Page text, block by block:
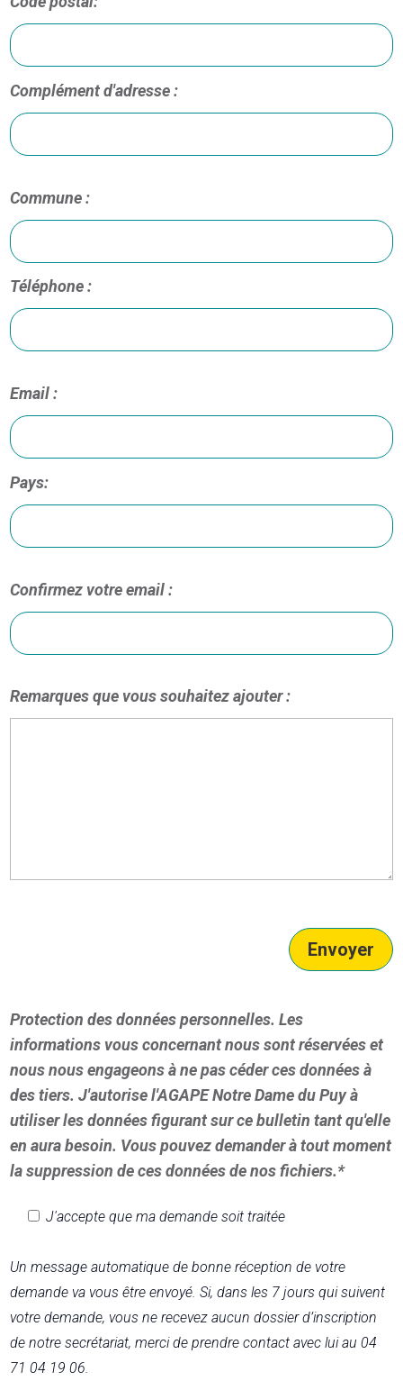
Complément d'adresse :
Commune :
Téléphone :
Email :
Pays:
Confirmez votre email :
Remarques que vous souhaitez ajouter :
Envoyer
Protection des données personnelles. Les
informations vous concernant nous sont réservées et
nous nous engageons à ne pas céder ces données à
des tiers. J'autorise l'AGAPE Notre Dame du Puy à
utiliser les données figurant sur ce bulletin tant qu'elle
en aura besoin. Vous pouvez demander à tout moment
la suppression de ces données de nos fichiers.*
J'accepte que ma demande soit traitée
Un message automatique de bonne réception de votre
demande va vous être envoyé. Si, dans les 7 jours qui suivent
votre demande, vous ne recevez aucun dossier d’inscription
de notre secrétariat, merci de prendre contact avec lui au 04
71 04 19 06.